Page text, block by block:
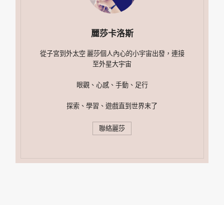
麗莎卡洛斯
從子宮到外太空 麗莎個人內心的小宇宙出發，連接
至外星大宇宙
眼觀、心感、手動、足行
探索、學習、遊戲直到世界末了
聯絡麗莎